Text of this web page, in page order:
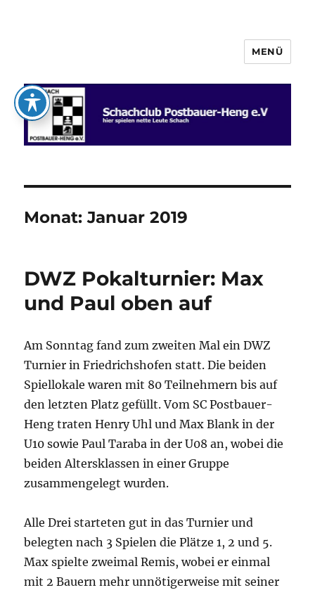
Schachclub Postbauer-Heng e.V.
MENÜ
Monat:Januar 2019
DWZ Pokalturnier: Max
und Paul oben auf
Am Sonntag fand zum zweiten Mal ein DWZ
Turnier in Friedrichshofen statt. Die beiden
Spiellokale waren mit 80 Teilnehmern bis auf
den letzten Platz gefüllt. Vom SC Postbauer-
Heng traten Henry Uhl und Max Blank in der
U10 sowie Paul Taraba in der U08 an, wobei die
beiden Altersklassen in einer Gruppe
zusammengelegt wurden.
Alle Drei starteten gut in das Turnier und
belegten nach 3 Spielen die Plätze 1, 2 und 5.
Max spielte zweimal Remis, wobei er einmal
mit 2 Bauern mehr unnötigerweise mit seiner